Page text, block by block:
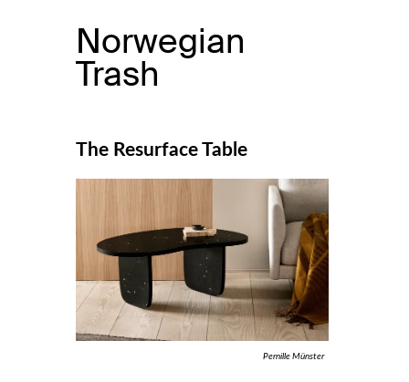
The Resurface Table
Pernille Münster
Norwegian
Trash